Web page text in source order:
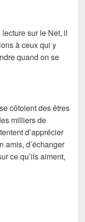
sur le Net, il
à ceux qui y
quand on se
côtoient des êtres
milliers de
d’apprécier
amis, d’échanger
ce qu’ils aiment,